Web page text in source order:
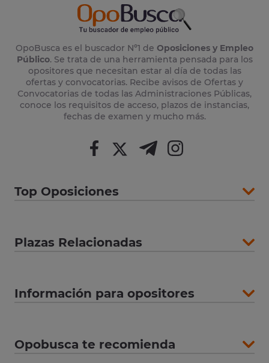
OpoBusca es el buscador Nº1 de Oposiciones y Empleo
Público. Se trata de una herramienta pensada para los
opositores que necesitan estar al día de todas las
ofertas y convocatorias. Recibe avisos de Ofertas y
Convocatorias de todas las Administraciones Públicas,
conoce los requisitos de acceso, plazos de instancias,
fechas de examen y mucho más.
Top Oposiciones
Plazas Relacionadas
Información para opositores
Opobusca te recomienda